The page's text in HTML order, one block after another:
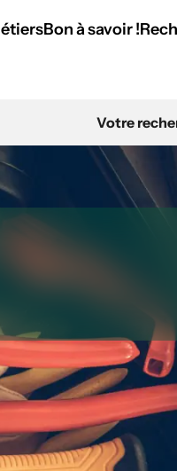
Bon à savoir !
Votre